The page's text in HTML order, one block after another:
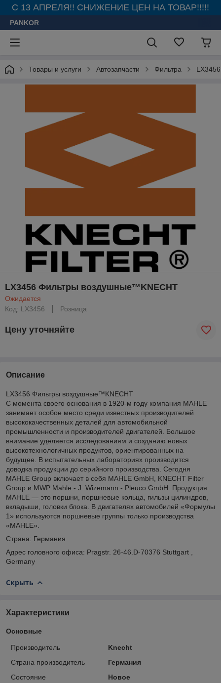
С 13 АПРЕЛЯ!! СНИЖЕНИЕ ЦЕН НА ТОВАР!!!!!
PANKOR
Товары и услуги Автозапчасти Фильтра
LX3456 Фильтры воздушные™KNECHT
Ожидается
Код: LX3456
Розница
Цену уточняйте
Описание
LX3456 Фильтры воздушные™KNECHT
С момента своего основания в 1920-м году компания MAHLE
занимает особое место среди известных производителей
высококачественных деталей для автомобильной
промышленности и производителей двигателей. Большое
внимание уделяется исследованиям и созданию новых
высокотехнологичных продуктов, ориентированных на
будущее. В испытательных лабораториях производится
доводка продукции до серийного производства. Сегодня
MAHLE Group включает в себя MAHLE GmbH, KNECHT Filter
Group и MWP Mahle - J. Wizemann - Pleuco GmbH. Продукция
MAHLE — это поршни, поршневые кольца, гильзы цилиндров,
вкладыши, головки блока. В двигателях автомобилей «Формулы
1» используются поршневые группы только производства
«MAHLE».
Страна: Германия
Адрес головного офиса: Pragstr. 26-46.D-70376 Stuttgart ,
Germany
Скрыть
Характеристики
Основные
Производитель
Knecht
Страна производитель
Германия
Состояние
Новое